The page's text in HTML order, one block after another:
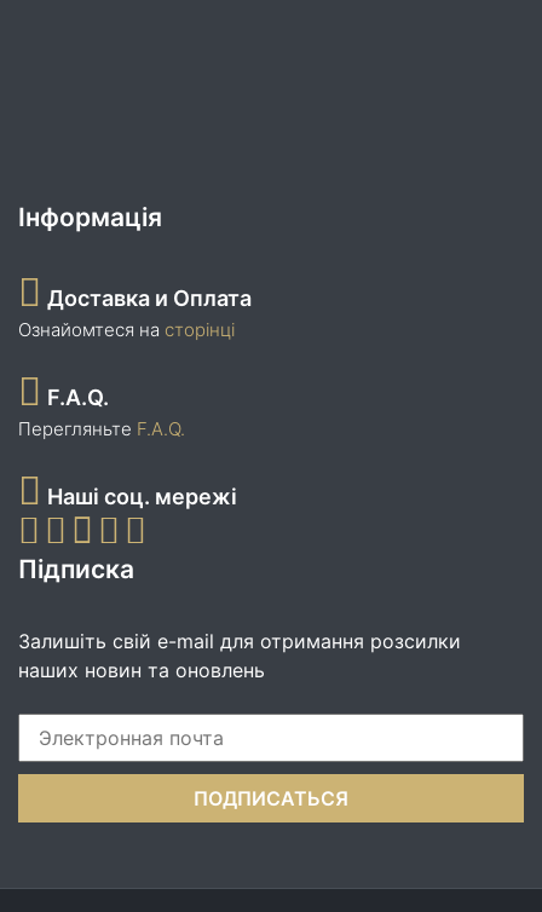
Інформація
Доставка и Оплата
Ознайомтеся на сторінці
F.A.Q.
Перегляньте F.A.Q.
Наші соц. мережі
Підписка
Залишіть свій e-mail для отримання розсилки
наших новин та оновлень